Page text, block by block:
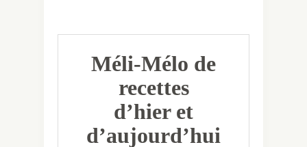
Méli-Mélo de
recettes
d’hier et
d’aujourd’hui